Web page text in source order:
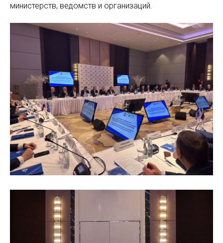
министерств, ведомств и организаций.